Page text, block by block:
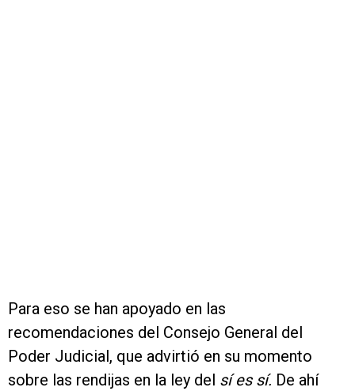
Para eso se han apoyado en las
recomendaciones del Consejo General del
Poder Judicial, que advirtió en su momento
sobre las rendijas en la ley del sí es sí. De ahí